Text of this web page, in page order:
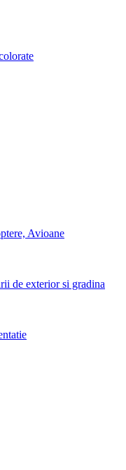
Avioane
de exterior si gradina